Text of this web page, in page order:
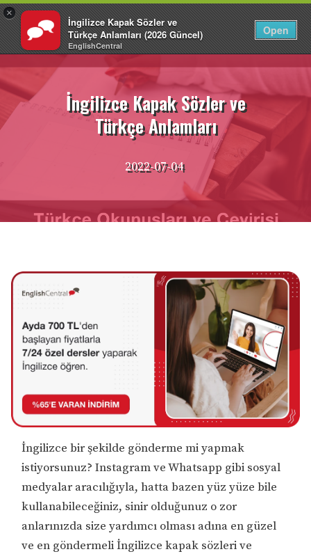
×
İngilizce Kapak Sözler ve
Türkçe Anlamları (2026 Güncel)
EnglishCentral
Open
Giriş Yap TR
İçeriğe
atla
İngilizce Kapak Sözler ve
Türkçe Anlamları
2022-07-04
İngilizce bir şekilde gönderme mi yapmak
istiyorsunuz? Instagram ve Whatsapp gibi sosyal
medyalar aracılığıyla, hatta bazen yüz yüze bile
kullanabileceğiniz, sinir olduğunuz o zor
anlarınızda size yardımcı olması adına en güzel
ve en göndermeli İngilizce kapak sözleri ve